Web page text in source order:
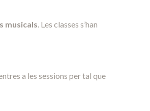
musicals. Les classes s’han
a les sessions per tal que